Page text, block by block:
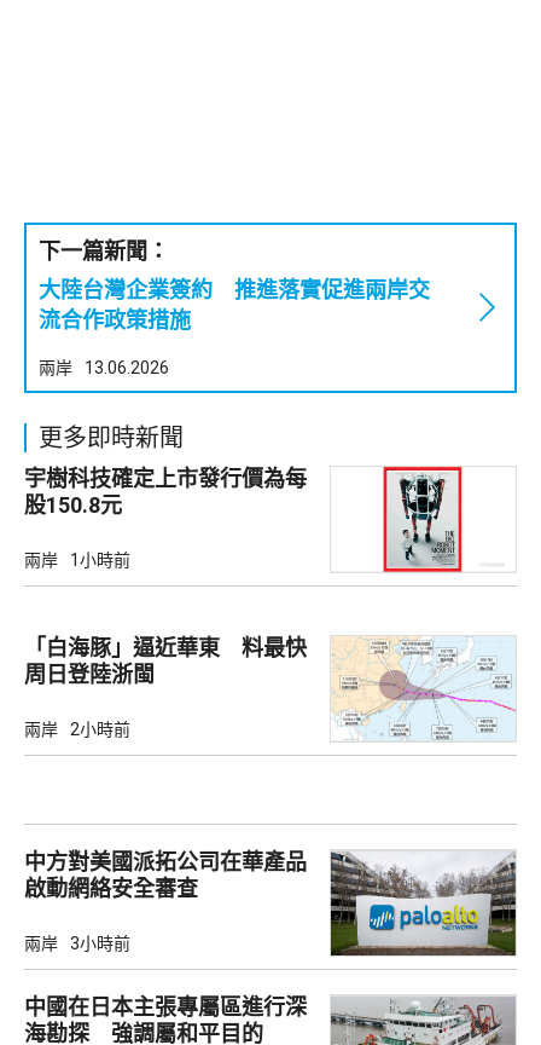
下一篇新聞：
大陸台灣企業簽約 推進落實促進兩岸交
流合作政策措施
兩岸 13.06.2026
更多即時新聞
宇樹科技確定上市發行價為每
股150.8元
兩岸 1小時前
「白海豚」逼近華東 料最快
周日登陸浙閩
兩岸 2小時前
中方對美國派拓公司在華產品
啟動網絡安全審查
兩岸 3小時前
中國在日本主張專屬區進行深
海勘探 強調屬和平目的